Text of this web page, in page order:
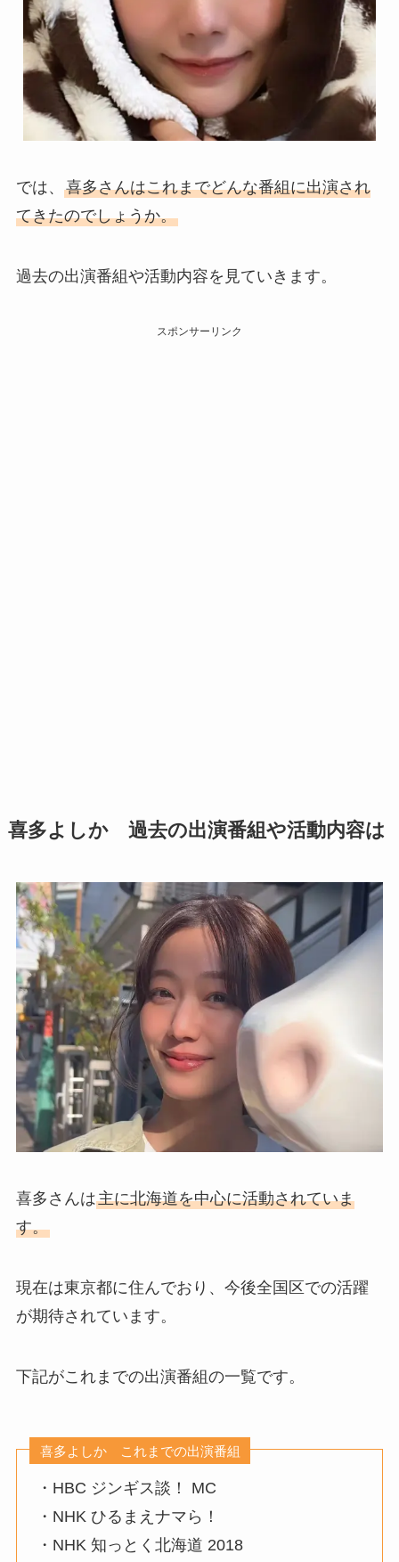
では、 喜多さんはこれまでどんな番組に出演され
てきたのでしょうか。
過去の出演番組や活動内容を見ていきます。
スポンサーリンク
喜多よしか 過去の出演番組や活動内容は
喜多さんは主に北海道を中心に活動されていま
す。
現在は東京都に住んでおり、今後全国区での活躍
が期待されています。
下記がこれまでの出演番組の一覧です。
喜多よしか これまでの出演番組
・HBC ジンギス談！ MC
・NHK ひるまえナマら！
・NHK 知っとく北海道 2018